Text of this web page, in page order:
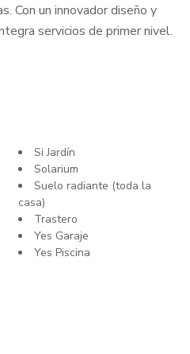
Con un innovador diseño y
servicios de primer nivel.
Si Jardín
Solarium
Suelo radiante (toda la
casa)
Trastero
Yes Garaje
Yes Piscina